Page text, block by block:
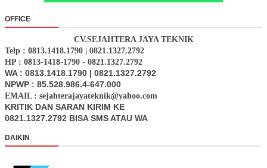
OFFICE
CV.SEJAHTERA JAYA TEKNIK
Telp : 0813.1418.1790 | 0821.1327.2792
HP : 0813-1418-1790 - 0821.1327.2792
WA : 0813.1418.1790 | 0821.1327.2792
NPWP : 85.528.986.4-647.000
EMAIL : sejahterajayateknik@yahoo.com
KRITIK DAN SARAN KIRIM KE
0821.1327.2792 BISA SMS ATAU WA
DAIKIN